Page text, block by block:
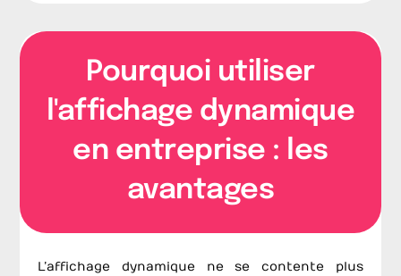
Pourquoi utiliser
l'affichage dynamique
en entreprise : les
avantages
L’affichage dynamique ne se contente plus